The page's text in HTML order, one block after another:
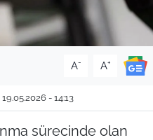
A- A+
19.05.2026 - 14:13
sürecinde olan